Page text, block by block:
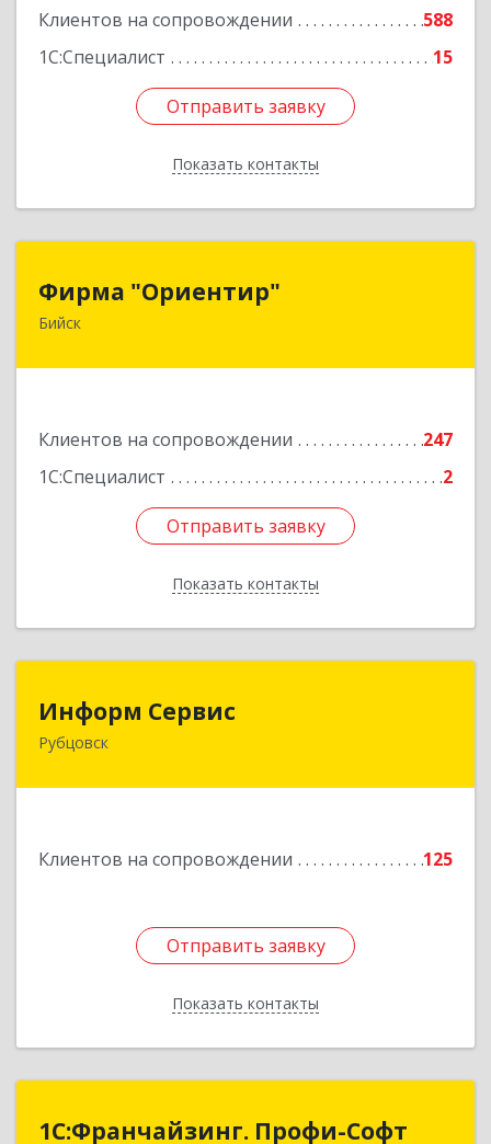
Клиентов на сопровождении
588
1С:Специалист
15
Отправить заявку
Показать контакты
Отправить заявку
Назад
Фирма "Ориентир"
Бийск
Клиентов на сопровождении
247
1С:Специалист
2
Отправить заявку
Показать контакты
659300, Алтайский край, Бийск г, Сергея Кирова
Отправить заявку
Назад
Информ Сервис
Рубцовск
Клиентов на сопровождении 125
Отправить заявку
Показать контакты
658204, Алтайский край, Рубцовск г, Алтайская
Отправить заявку
Назад
1С:Франчайзинг. Профи-Софт
1С:Франчайзинг. Профи-Софт